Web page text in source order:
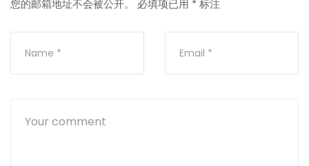
您的邮箱地址不会被公开。 必填项已用 * 标注